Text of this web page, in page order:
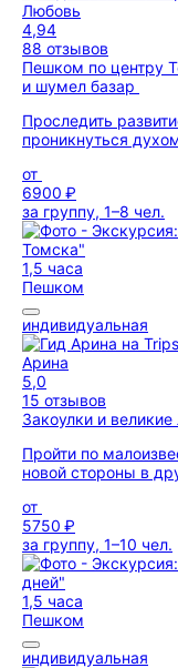
Любовь
4,94
88 отзывов
Пешком по центру
и шумел базар
Проследить
проникнуться
от
6900 ₽
за группу, 1–8 чел.
1,5 часа
Пешком
индивидуальная
Арина
5,0
15 отзывов
Закоулки и
Пройти по
новой стороны в
от
5750 ₽
за группу, 1–10 чел.
1,5 часа
Пешком
индивидуальная